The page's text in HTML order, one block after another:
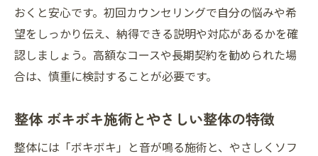
おくと安心です。初回カウンセリングで自分の悩みや希
望をしっかり伝え、納得できる説明や対応があるかを確
認しましょう。高額なコースや長期契約を勧められた場
合は、慎重に検討することが必要です。
整体 ボキボキ施術とやさしい整体の特徴
整体には「ボキボキ」と音が鳴る施術と、やさしくソフ